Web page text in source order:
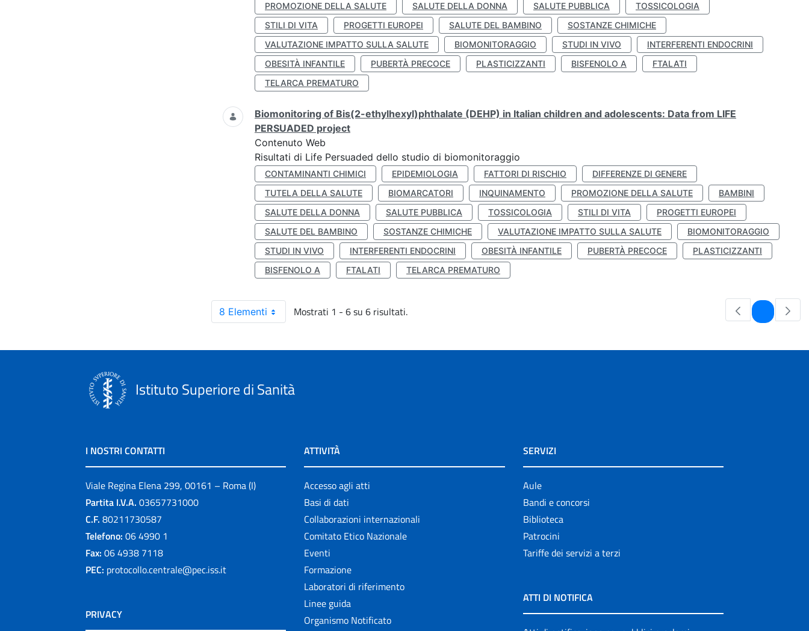
PROMOZIONE DELLA SALUTE
SALUTE DELLA DONNA SALUTE PUBBLICA
TOSSICOLOGIA
STILI DI VITA
PROGETTI EUROPEI SALUTE DEL BAMBINO
SOSTANZE CHIMICHE
VALUTAZIONE IMPATTO SULLA SALUTE
BIOMONITORAGGIO STUDI IN VIVO
INTERFERENTI ENDOCRINI
OBESITÀ INFANTILE
PUBERTÀ PRECOCE PLASTICIZZANTI BISFENOLO A
FTALATI
TELARCA PREMATURO
Biomonitoring of Bis(2-ethylhexyl)phthalate (DEHP) in Italian children and adolescents: Data from LIFE
PERSUADED project
Contenuto Web
Risultati di Life Persuaded dello studio di biomonitoraggio
CONTAMINANTI CHIMICI EPIDEMIOLOGIA FATTORI DI RISCHIO
DIFFERENZE DI GENERE
TUTELA DELLA SALUTE
BIOMARCATORI INQUINAMENTO PROMOZIONE DELLA SALUTE
BAMBINI
SALUTE DELLA DONNA
SALUTE PUBBLICA TOSSICOLOGIA STILI DI VITA
PROGETTI EUROPEI
SALUTE DEL BAMBINO
SOSTANZE CHIMICHE VALUTAZIONE IMPATTO SULLA SALUTE
BIOMONITORAGGIO
STUDI IN VIVO
INTERFERENTI ENDOCRINI OBESITÀ INFANTILE PUBERTÀ PRECOCE
PLASTICIZZANTI
BISFENOLO A
FTALATI TELARCA PREMATURO
8 Elementi Mostrati 1 - 6 su 6 risultati. Pagina
Istituto Superiore di Sanità
I NOSTRI CONTATTI
Viale Regina Elena 299, 00161 – Roma (I)
Partita I.V.A. 03657731000
C.F. 80211730587
Telefono: 06 4990 1
Fax: 06 4938 7118
PEC: protocollo.centrale@pec.iss.it
PRIVACY
ATTIVITÀ
Accesso agli atti
Basi di dati
Collaborazioni internazionali
Comitato Etico Nazionale
Eventi
Formazione
Laboratori di riferimento
Linee guida
Organismo Notificato
SERVIZI
Aule
Bandi e concorsi
Biblioteca
Patrocini
Tariffe dei servizi a terzi
ATTI DI NOTIFICA